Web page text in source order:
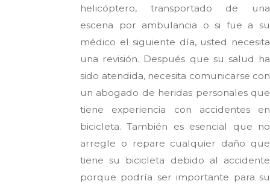
helicóptero, transportado de una
escena por ambulancia o si fue a su
médico el siguiente día, usted necesita
una revisión. Después que su salud ha
sido atendida, necesita comunicarse con
un abogado de heridas personales que
tiene experiencia con accidentes en
bicicleta. También es esencial que no
arregle o repare cualquier daño que
tiene su bicicleta debido al accidente
porque podría ser importante para su